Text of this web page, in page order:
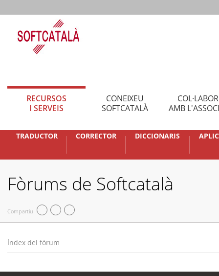
RECURSOS
I SERVEIS
CONEIXEU
SOFTCATALÀ
AMB
TRADUCTOR CORRECTOR DICCIONARIS
Fòrums de Softcatalà
Compartiu
Índex del fòrum